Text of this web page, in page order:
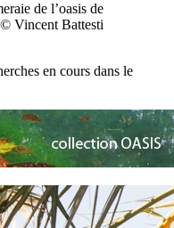
de l’oasis de
Vincent Battesti
en cours dans le